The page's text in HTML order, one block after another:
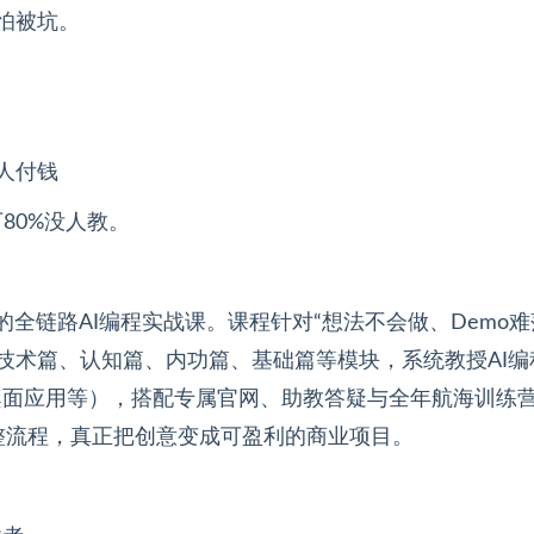
被坑。
付钱
没人教。
链路AI编程实战课。课程针对“想法不会做、Demo
术篇、认知篇、内功篇、基础篇等模块，系统教授AI编
应用等），搭配专属官网、助教答疑与全年航海训练
程，真正把创意变成可盈利的商业项目。